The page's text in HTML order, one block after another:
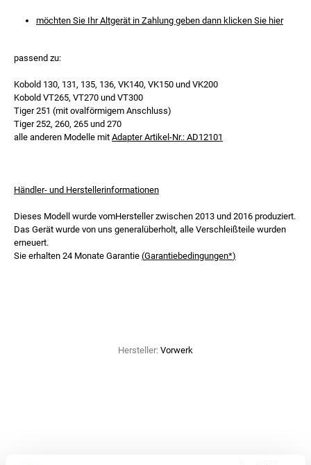
möchten Sie Ihr Altgerät in Zahlung geben dann klicken Sie hier
passend zu:
Kobold 130, 131, 135, 136, VK140, VK150 und VK200
Kobold VT265, VT270 und VT300
Tiger 251 (mit ovalförmigem Anschluss)
Tiger 252, 260, 265 und 270
alle anderen Modelle mit AdapterArtikel-Nr.: AD12101
Händler- und Herstellerinformationen
Dieses Modell wurde vomHersteller zwischen 2013 und 2016 produziert.
Das Gerät wurde von uns generalüberholt, alle Verschleißteile wurden
erneuert.
Sie erhalten 24 Monate Garantie (Garantiebedingungen*)
Hersteller: Vorwerk